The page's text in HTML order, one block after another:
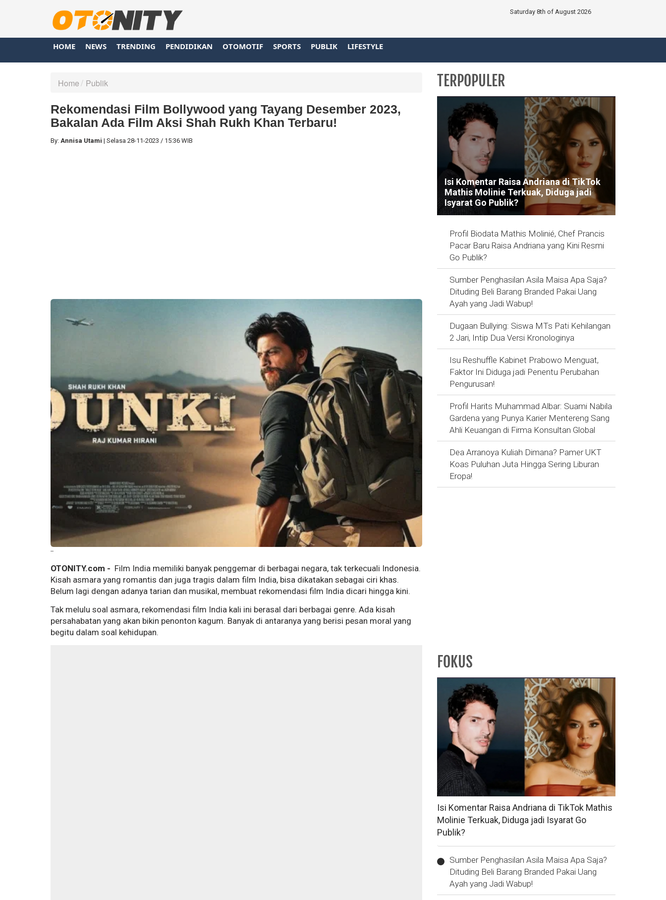
Saturday 8th of August 2026
HOME NEWS TRENDING PENDIDIKAN OTOMOTIF SPORTS PUBLIK LIFESTYLE
Home Publik
Rekomendasi Film Bollywood yang Tayang Desember 2023,
Bakalan Ada Film Aksi Shah Rukh Khan Terbaru!
By: Annisa Utami | Selasa 28-11-2023 / 15:36 WIB
--
OTONITY.com - Film India memiliki banyak penggemar di berbagai negara, tak terkecuali Indonesia.
Kisah asmara yang romantis dan juga tragis dalam film India, bisa dikatakan sebagai ciri khas.
Belum lagi dengan adanya tarian dan musikal, membuat rekomendasi film India dicari hingga kini.
Tak melulu soal asmara, rekomendasi film India kali ini berasal dari berbagai genre. Ada kisah
persahabatan yang akan bikin penonton kagum. Banyak di antaranya yang berisi pesan moral yang
begitu dalam soal kehidupan.
TERPOPULER
Isi Komentar Raisa Andriana di TikTok
Mathis Molinie Terkuak, Diduga jadi
Isyarat Go Publik?
Profil Biodata Mathis Molinié, Chef Prancis
Pacar Baru Raisa Andriana yang Kini Resmi
Go Publik?
Sumber Penghasilan Asila Maisa Apa Saja?
Dituding Beli Barang Branded Pakai Uang
Ayah yang Jadi Wabup!
Dugaan Bullying: Siswa MTs Pati Kehilangan
2 Jari, Intip Dua Versi Kronologinya
Isu Reshuffle Kabinet Prabowo Menguat,
Faktor Ini Diduga jadi Penentu Perubahan
Pengurusan!
Profil Harits Muhammad Albar: Suami Nabila
Gardena yang Punya Karier Mentereng Sang
Ahli Keuangan di Firma Konsultan Global
Dea Arranoya Kuliah Dimana? Pamer UKT
Koas Puluhan Juta Hingga Sering Liburan
Eropa!
FOKUS
Isi Komentar Raisa Andriana di TikTok Mathis
Molinie Terkuak, Diduga jadi Isyarat Go
Publik?
Sumber Penghasilan Asila Maisa Apa Saja?
Dituding Beli Barang Branded Pakai Uang
Ayah yang Jadi Wabup!